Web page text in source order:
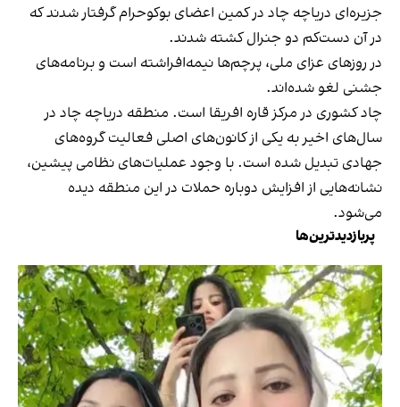
جزیره‌ای دریاچه چاد در کمین اعضای بوکوحرام گرفتار شدند که
در آن دست‌کم دو جنرال کشته شدند.
در روزهای عزای ملی، پرچم‌ها نیمه‌افراشته است و برنامه‌های
جشنی لغو شده‌اند.
چاد کشوری در مرکز قاره افریقا است. منطقه دریاچه چاد در
سال‌های اخیر به یکی از کانون‌های اصلی فعالیت گروه‌های
جهادی تبدیل شده است. با وجود عملیات‌های نظامی پیشین،
نشانه‌هایی از افزایش دوباره حملات در این منطقه دیده
می‌شود.
پربازدیدترین‌ها